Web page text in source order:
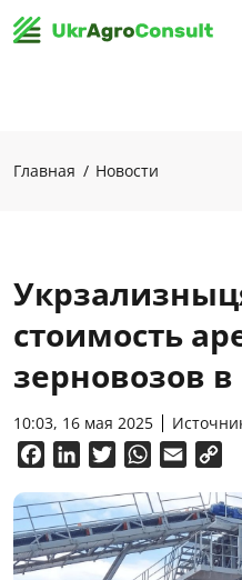
Главная Новости
стоимость
зерновозов
10:03, 16 мая 2025
FacebookLinkedInTwitterWhatsApp
Email